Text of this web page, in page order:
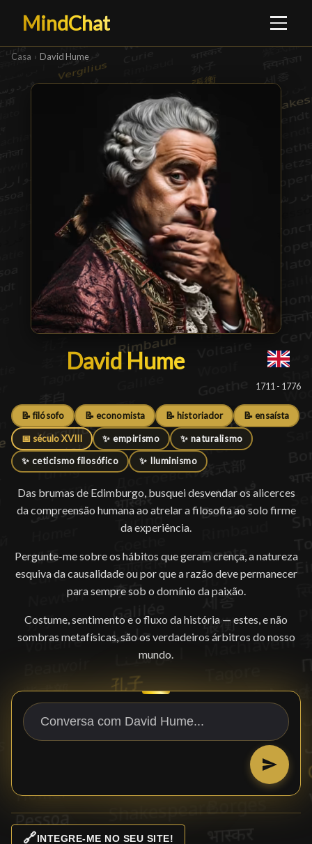
MindChat
Casa › David Hume
David Hume
David Hume█
1711 - 1776
📝 filósofo 📝 economista 📝 historiador 📝 ensaísta
📅 século XVIII ✨ empirismo ✨ naturalismo
✨ ceticismo filosófico ✨ Iluminismo
Das brumas de Edimburgo, busquei desvendar os alicerces
da compreensão humana ao atrelar a filosofia ao solo firme
da experiência.
Pergunte-me sobre os hábitos que geram crença, a natureza
esquiva da causalidade ou por que a razão deve permanecer
para sempre sob o domínio da paixão.
Costume, sentimento e o fluxo da história — estes, e não
sombras metafísicas, são os verdadeiros árbitros do nosso
mundo.
🔗INTEGRE-ME NO SEU SITE!